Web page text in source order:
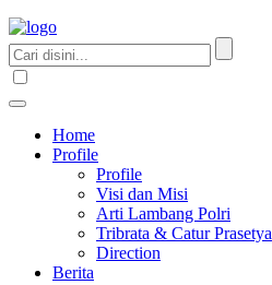
Home
Profile
Profile
Visi dan Misi
Arti Lambang Polri
Tribrata & Catur Prasetya
Direction
Berita